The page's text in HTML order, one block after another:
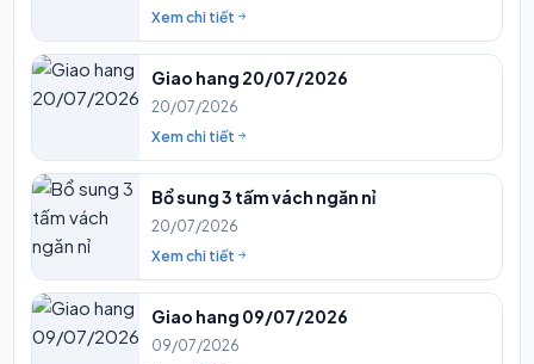
Xem chi tiết
Giao hang 20/07/2026
20/07/2026
Xem chi tiết
Bổ sung 3 tấm vách ngăn nỉ
20/07/2026
Xem chi tiết
Giao hang 09/07/2026
09/07/2026